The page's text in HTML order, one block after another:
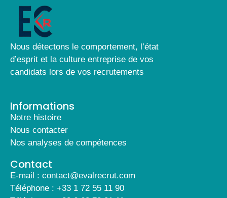
Nous détectons le comportement, l’état
d’esprit et la culture entreprise de vos
candidats lors de vos recrutements
Informations
Notre histoire
Nous contacter
Nos analyses de compétences
Contact
E-mail : contact@evalrecrut.com
Téléphone : +33 1 72 55 11 90